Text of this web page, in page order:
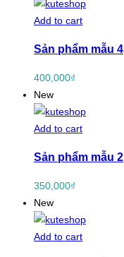
Add to cart
Sản phẩm mẫu 4
400,000₫
New
Add to cart
Sản phẩm mẫu 2
350,000₫
New
Add to cart